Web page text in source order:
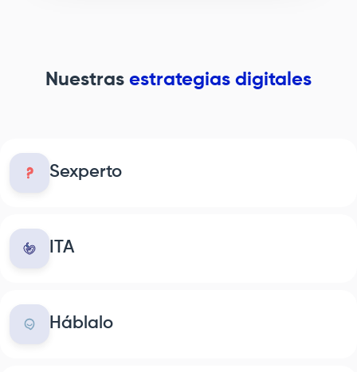
Nuestras estrategias digitales
Sexperto
ITA
Háblalo